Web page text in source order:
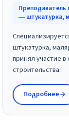
Преподаватель
— штукатурка,
штукатурка,
принял участие
строительства.
Подробнее